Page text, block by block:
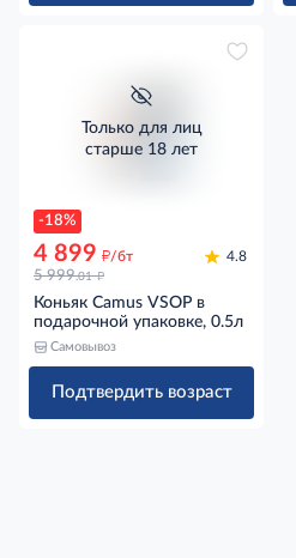
-18%
Только для лиц
старше 18 лет
4 899 д/бт
5 999.01 д
4.8
Коньяк Camus VSOP в
подарочной упаковке, 0.5л
Самовывоз
Подтвердить возраст